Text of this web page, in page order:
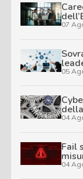
07
05
04
Fail
04